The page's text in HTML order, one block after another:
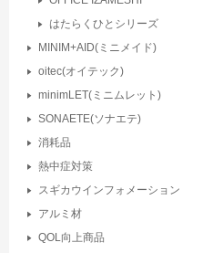
はたらくひとシリーズ
MINIM+AID(ミニメイド)
oitec(オイテック)
minimLET(ミニムレット)
SONAETE(ソナエテ)
消耗品
熱中症対策
スギカウインフォメーション
アルミ材
QOL向上商品